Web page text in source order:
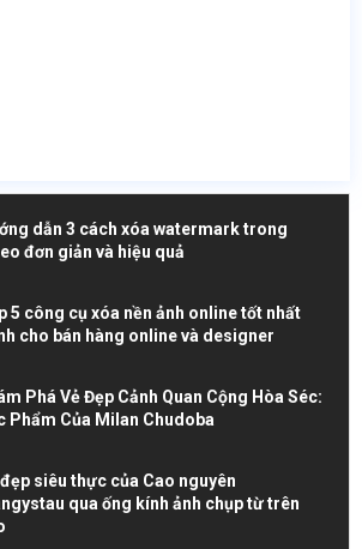
dẫn 3 cách xóa watermark trong
đơn giản và hiệu quả
5 công cụ xóa nền ảnh online tốt nhất
cho bán hàng online và designer
Phá Vẻ Đẹp Cảnh Quan Cộng Hòa Séc:
Phẩm Của Milan Chudoba
siêu thực của Cao nguyên
qua ống kính ảnh chụp từ trên